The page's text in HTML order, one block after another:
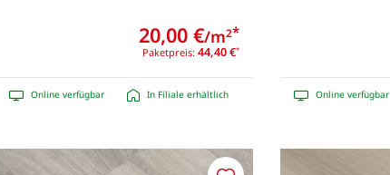
Paketpreis: 44,40 €*
20,00 €/m2*
Online verfügbar In Filiale erhältlich Online verfügbar